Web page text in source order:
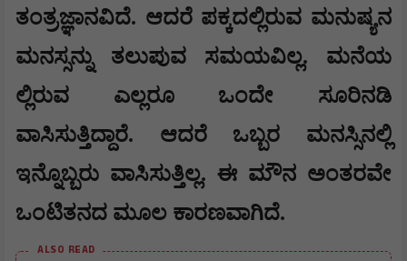
ತಂತ್ರಜ್ಞಾನವಿದೆ. ಆದರೆ ಪಕ್ಕದಲ್ಲಿರುವ ಮನುಷ್ಯನ
ಮನಸ್ಸನ್ನು ತಲುಪುವ ಸಮಯವಿಲ್ಲ. ಮನೆಯ
ಲ್ಲಿರುವ ಎಲ್ಲರೂ ಒಂದೇ ಸೂರಿನಡಿ
ವಾಸಿಸುತ್ತಿದ್ದಾರೆ. ಆದರೆ ಒಬ್ಬರ ಮನಸ್ಸಿನಲ್ಲಿ
ಇನ್ನೊಬ್ಬರು ವಾಸಿಸುತ್ತಿಲ್ಲ. ಈ ಮೌನ ಅಂತರವೇ
ಒಂಟಿತನದ ಮೂಲ ಕಾರಣವಾಗಿದೆ.
ALSO READ